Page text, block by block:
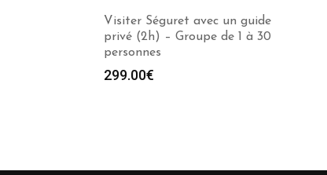
Visiter Séguret avec un guide
privé (2h) – Groupe de 1 à 30
personnes
299.00€